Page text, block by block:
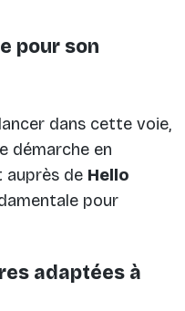
pour son
dans cette voie,
démarche en
de Hello
pour
adaptées à